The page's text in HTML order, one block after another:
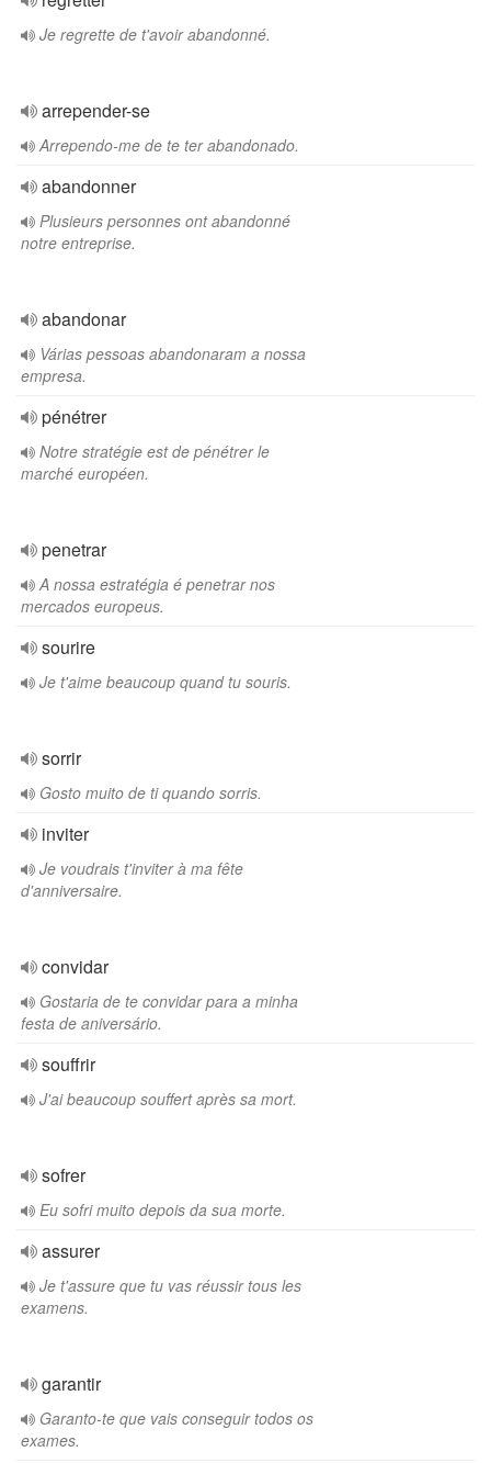
Je regrette de t'avoir abandonné.
arrepender-se
Arrependo-me de te ter abandonado.
abandonner
Plusieurs personnes ont abandonné
notre entreprise.
abandonar
Várias pessoas abandonaram a nossa
empresa.
pénétrer
Notre stratégie est de pénétrer le
marché européen.
penetrar
A nossa estratégia é penetrar nos
mercados europeus.
sourire
Je t'aime beaucoup quand tu souris.
sorrir
Gosto muito de ti quando sorris.
inviter
Je voudrais t'inviter à ma fête
d'anniversaire.
convidar
Gostaria de te convidar para a minha
festa de aniversário.
souffrir
J'ai beaucoup souffert après sa mort.
sofrer
Eu sofri muito depois da sua morte.
assurer
Je t'assure que tu vas réussir tous les
examens.
garantir
Garanto-te que vais conseguir todos os
exames.